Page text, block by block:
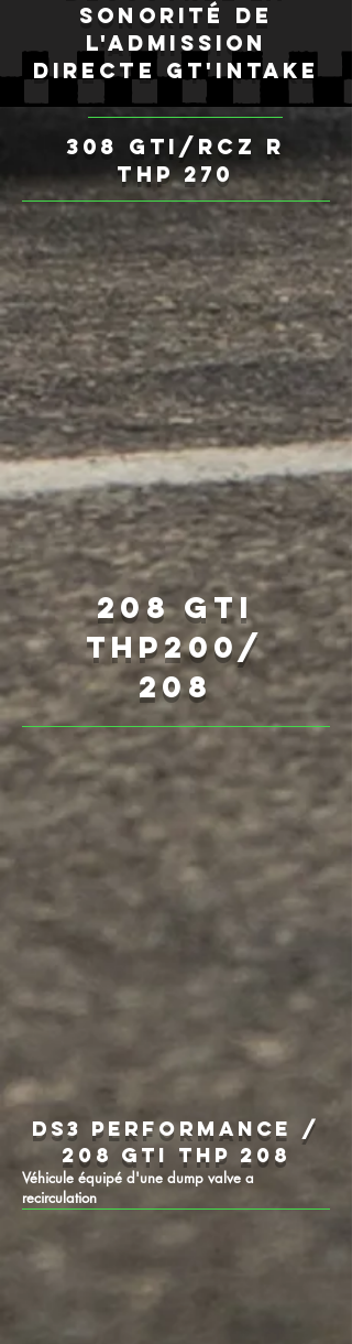
sonorité de
l'admission
directe gt'intake
308 GTI/RCZ R
THP 270
208 GTi
THP200/
208
DS3 PERFORMANCE /
208 GTI THP 208
Véhicule équipé d'une dump valve a
recirculation